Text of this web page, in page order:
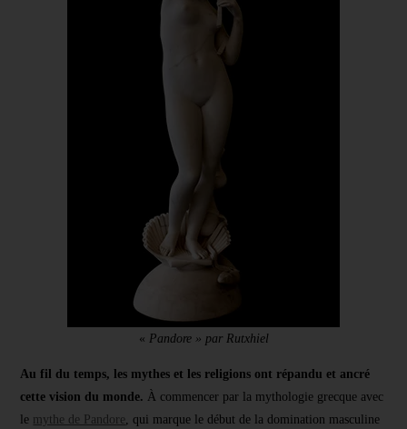
« Pandore » par Rutxhiel
Au fil du temps, les mythes et les religions ont répandu et ancré
cette vision du monde. À commencer par la mythologie grecque avec
le mythe de Pandore
, qui marque le début de la domination masculine